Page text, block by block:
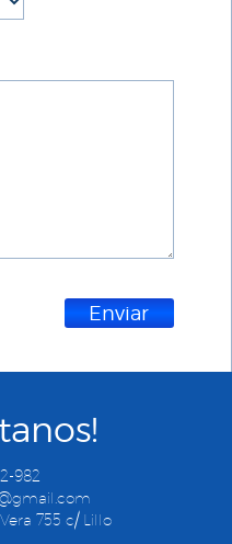
Enviar
982
755 c/ Lillo